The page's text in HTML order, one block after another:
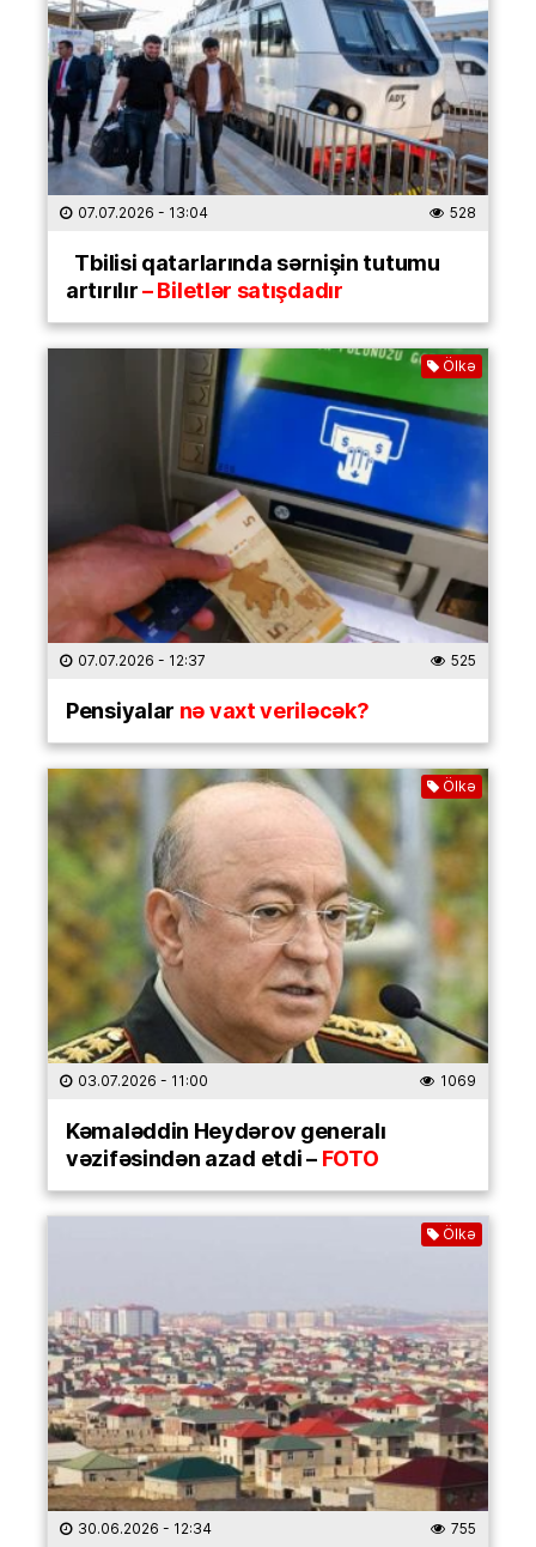
07.07.2026 - 13:04 528
Tbilisi qatarlarında sərnişin tutumu
artırılır– Biletlər satışdadır
Ölkə
07.07.2026 - 12:37 525
Pensiyalar nə vaxt veriləcək?
Ölkə
03.07.2026 - 11:00 1069
Kəmaləddin Heydərov generalı
vəzifəsindən azad etdi –FOTO
Ölkə
30.06.2026 - 12:34 755